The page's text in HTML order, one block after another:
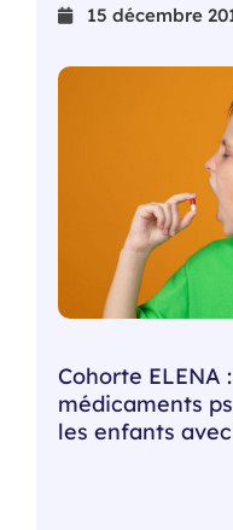
15 décembre
Cohorte ELENA
médicaments
les enfants avec